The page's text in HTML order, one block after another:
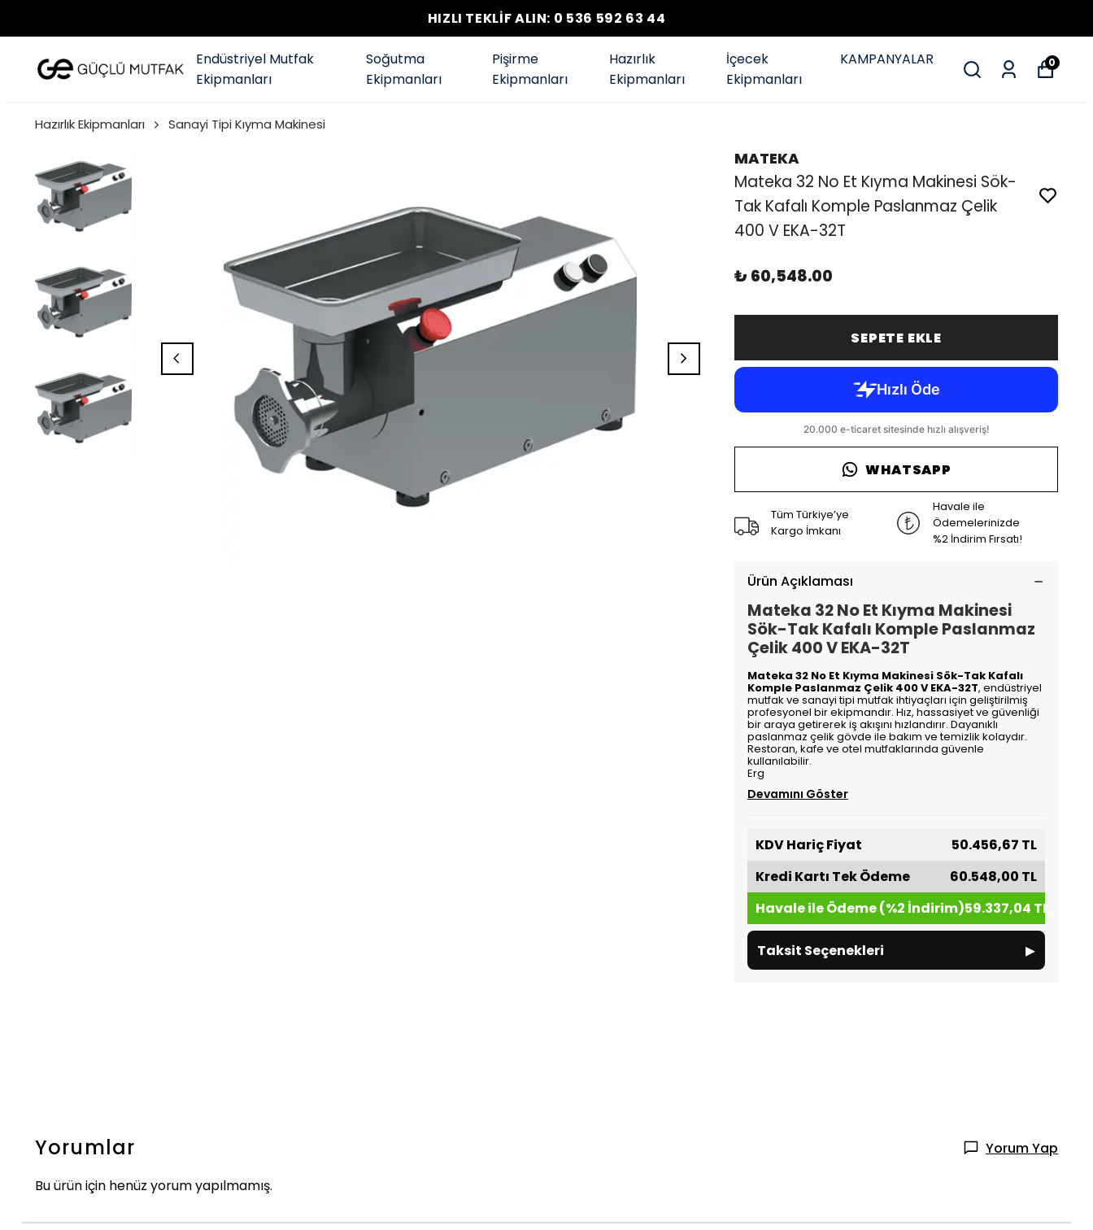
HIZLI TEKLİF ALIN: 0 536 592 63 44
Endüstriyel Mutfak
Ekipmanları
Soğutma
Ekipmanları
Pişirme
Ekipmanları
Hazırlık
Ekipmanları
İçecek
Ekipmanları
KAMPANYALAR 0
Hazırlık Ekipmanları Sanayi Tipi Kıyma Makinesi
MATEKA
Mateka 32 No Et Kıyma Makinesi Sök-
Tak Kafalı Komple Paslanmaz Çelik
400 V EKA-32T
₺ 60,548.00
SEPETE EKLE
WHATSAPP
Tüm Türkiye’ye
Kargo İmkanı
Havale ile
Ödemelerinizde
%2 İndirim Fırsatı!
Ürün Açıklaması
Mateka 32 No Et Kıyma Makinesi
Sök-Tak Kafalı Komple Paslanmaz
Çelik 400 V EKA-32T
Mateka 32 No Et Kıyma Makinesi Sök-Tak Kafalı
Komple Paslanmaz Çelik 400 V EKA-32T, endüstriyel
mutfak ve sanayi tipi mutfak ihtiyaçları için geliştirilmiş
profesyonel bir ekipmandır. Hız, hassasiyet ve güvenliği
bir araya getirerek iş akışını hızlandırır. Dayanıklı
paslanmaz çelik gövde ile bakım ve temizlik kolaydır.
Restoran, kafe ve otel mutfaklarında güvenle
kullanılabilir.
Erg
Devamını Göster
KDV Hariç Fiyat
50.456,67 TL
Kredi Kartı Tek Ödeme
60.548,00 TL
Havale ile Ödeme (%2 İndirim)59.337,04 TL
Taksit Seçenekleri ▸
Yorumlar Yorum Yap
Bu ürün için henüz yorum yapılmamış.